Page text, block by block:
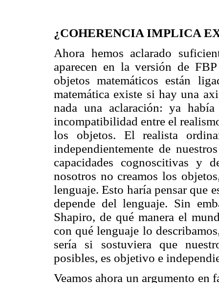
¿COHERENCIA IMPLICA
Ahora hemos aclarado
aparecen en la versión de
objetos matemáticos están
matemática existe si hay una
nada una aclaración: ya
incompatibilidad entre el
los objetos. El realista
independientemente de
capacidades cognoscitivas y
nosotros no creamos los
lenguaje. Esto haría pensar que
depende del lenguaje. Sin
Shapiro, de qué manera el
con qué lenguaje lo
sería si sostuviera que
posibles, es objetivo e
Veamos ahora un argumento en